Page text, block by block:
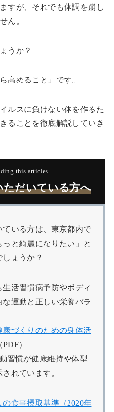
すが、それでも体調を崩し
ん。
うか？
高めること」です。
ルスに負けない体を作るた
ることを徹底解説していき
this articles
ただいている方へ
ている方は、東京都内で
っと綺麗になりたい」と
ょうか？
活習慣病予防やボディ
な運動と正しい栄養バラ
康づくりのための身体活
PDF）
習慣が健康維持や体型
れています。
の食事摂取基準（2020年